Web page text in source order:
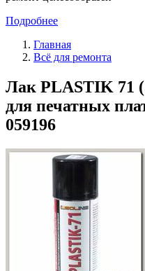
Подробнее
Главная
Всё для ремонта
Лак PLASTIK 71
для печатных
059196